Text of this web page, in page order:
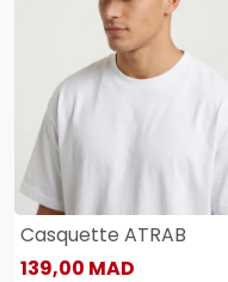
Casquette ATRAB
139,00 MAD